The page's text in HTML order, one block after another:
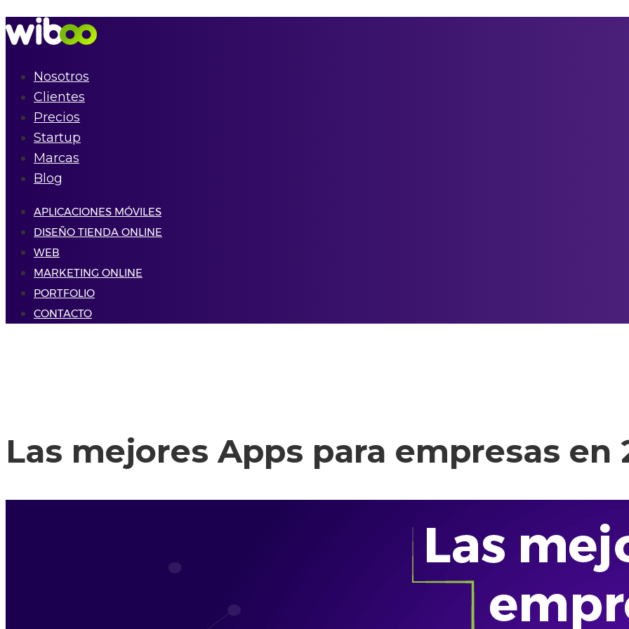
Nosotros
Clientes
Precios
Startup
Marcas
Blog
APLICACIONES MÓVILES
DISEÑO TIENDA ONLINE
WEB
MARKETING ONLINE
PORTFOLIO
CONTACTO
Las mejores Apps para empresas en